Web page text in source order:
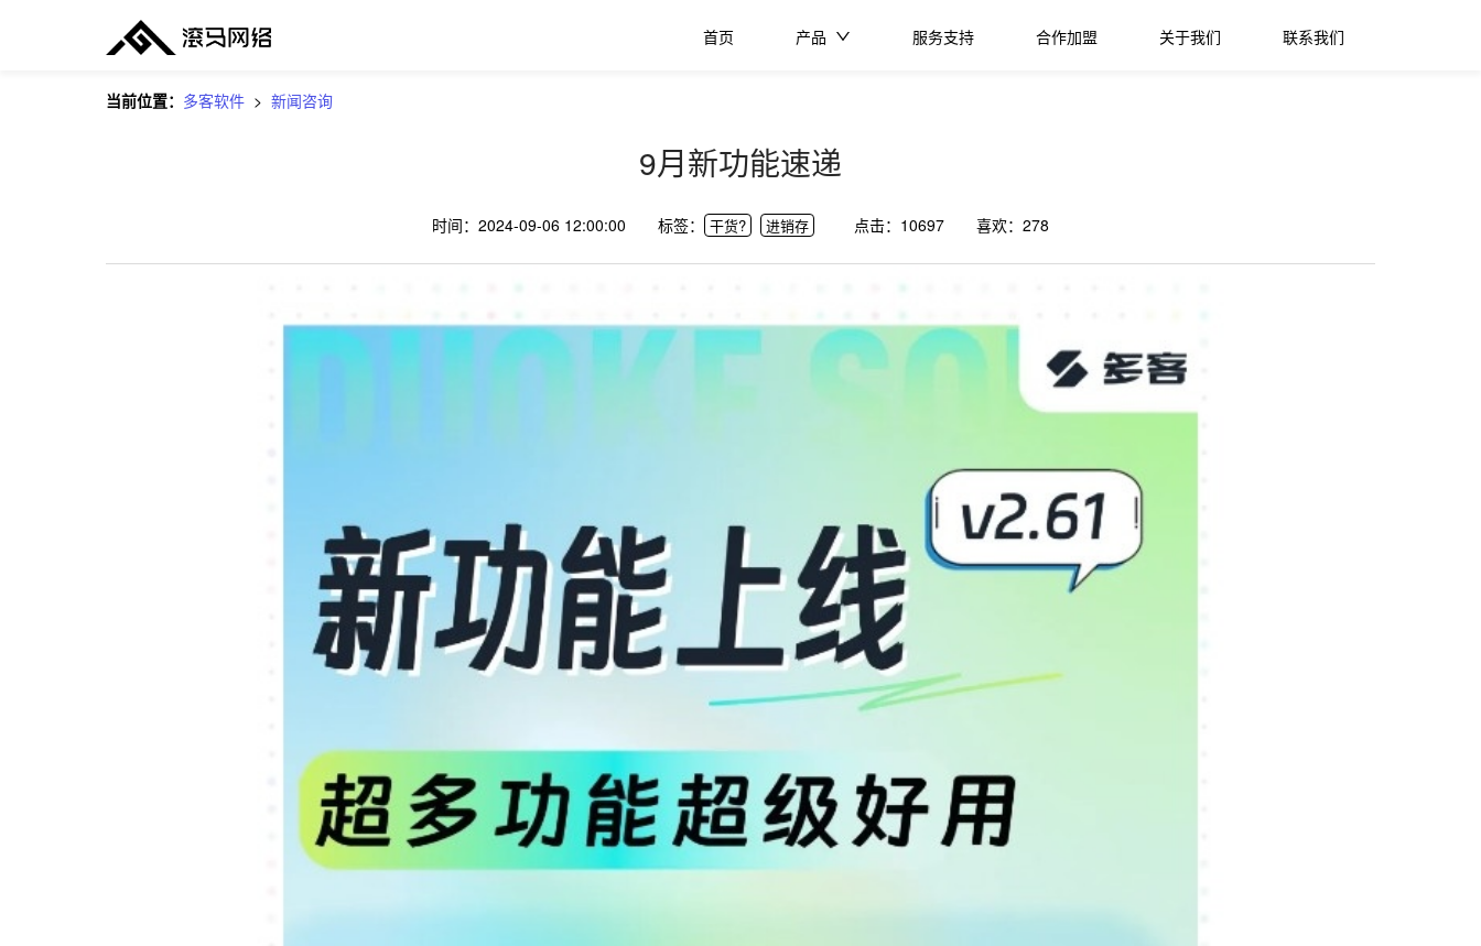
首页 产品 服务支持 合作加盟 关于我们 联系我们
当前位置： 多客软件 > 新闻咨询
9月新功能速递
时间： 2024-09-06 12:00:00 标签： 干货? 进销存 点击： 10697 喜欢： 278